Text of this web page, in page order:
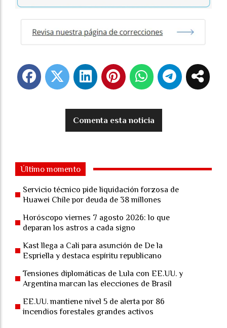
Comenta esta noticia
Último momento
Servicio técnico pide liquidación forzosa de
Huawei Chile por deuda de 38 millones
Horóscopo viernes 7 agosto 2026: lo que
deparan los astros a cada signo
Kast llega a Cali para asunción de De la
Espriella y destaca espíritu republicano
Tensiones diplomáticas de Lula con EE.UU. y
Argentina marcan las elecciones de Brasil
EE.UU. mantiene nivel 5 de alerta por 86
incendios forestales grandes activos